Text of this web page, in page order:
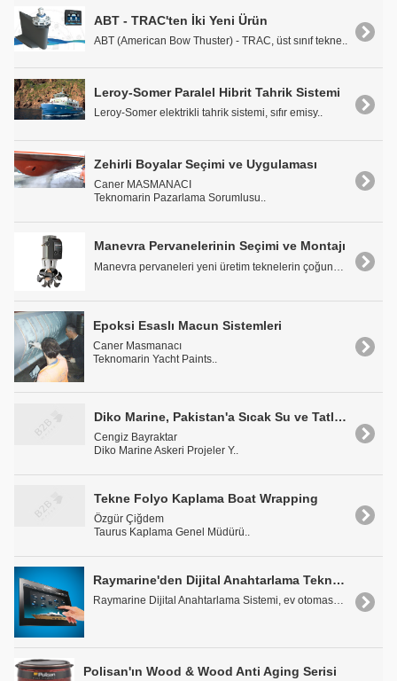
ABT - TRAC'ten İki Yeni Ürün
ABT (American Bow Thuster) - TRAC, üst sınıf tekne..
Leroy-Somer Paralel Hibrit Tahrik Sistemi
Leroy-Somer elektrikli tahrik sistemi, sıfır emisy..
Zehirli Boyalar Seçimi ve Uygulaması
Caner MASMANACI
Teknomarin Pazarlama Sorumlusu..
Manevra Pervanelerinin Seçimi ve Montajı
Epoksi Esaslı Macun Sistemleri
Caner Masmanacı
Teknomarin Yacht Paints..
Diko Marine, Pakistan'a Sıcak Su ve Tatlı Su Sistemi Yaptı
Cengiz Bayraktar
Diko Marine Askeri Projeler Y..
Tekne Folyo Kaplama Boat Wrapping
Özgür Çiğdem
Taurus Kaplama Genel Müdürü..
Raymarine'den Dijital Anahtarlama Tekne Kontrol ve Otomasyon Sistemi
Raymarine Dijital Anahtarlama Sistemi, ev otomasyo..
Polisan'ın Wood & Wood Anti Aging Serisi